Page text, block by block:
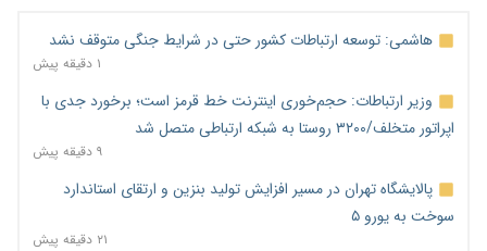
هاشمی: توسعه ارتباطات کشور حتی در شرایط جنگی متوقف نشد
۱ دقیقه پیش
وزیر ارتباطات: حجم‌خوری اینترنت خط قرمز است؛ برخورد جدی با
اپراتور متخلف/۳۲۰۰ روستا به شبکه ارتباطی متصل شد
۹ دقیقه پیش
پالایشگاه تهران در مسیر افزایش تولید بنزین و ارتقای استاندارد
سوخت به یورو ۵
۲۱ دقیقه پیش